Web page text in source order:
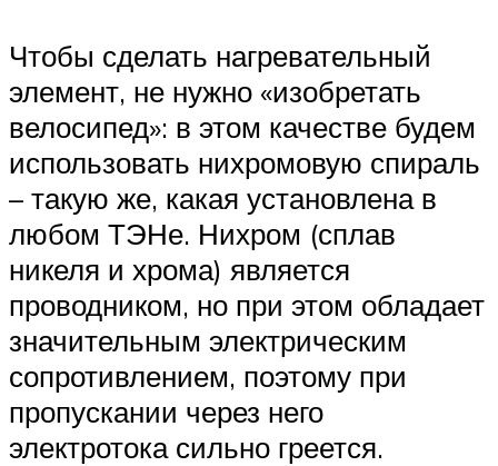
Чтобы сделать нагревательный
элемент, не нужно «изобретать
велосипед»: в этом качестве будем
использовать нихромовую спираль
– такую же, какая установлена в
любом ТЭНе. Нихром (сплав
никеля и хрома) является
проводником, но при этом обладает
значительным электрическим
сопротивлением, поэтому при
пропускании через него
электротока сильно греется.